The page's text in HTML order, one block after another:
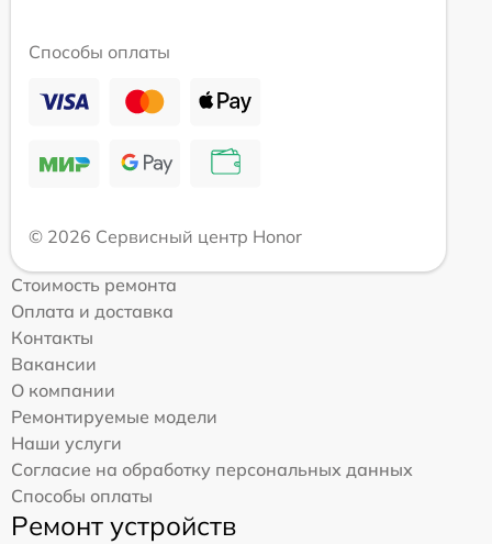
Способы оплаты
© 2026 Сервисный центр Honor
Стоимость ремонта
Оплата и доставка
Контакты
Вакансии
О компании
Ремонтируемые модели
Наши услуги
Согласие на обработку персональных данных
Способы оплаты
Ремонт устройств